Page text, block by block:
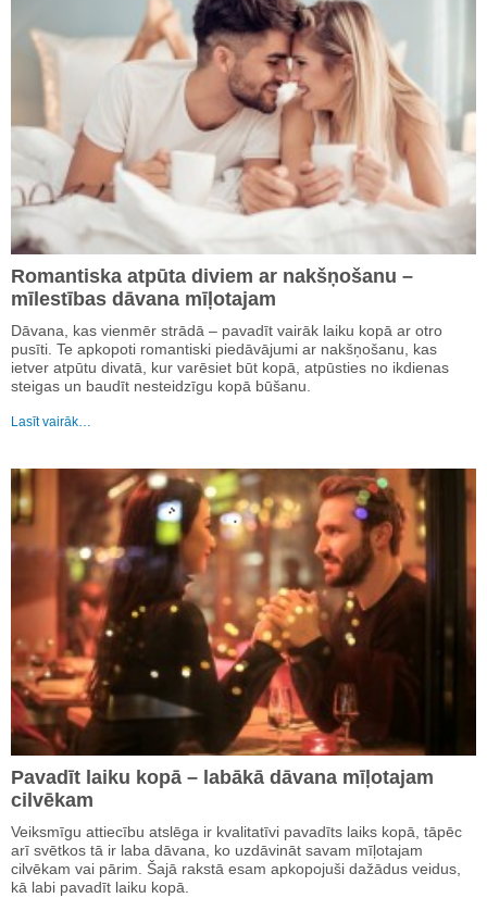
Romantiska atpūta diviem ar nakšņošanu –
mīlestības dāvana mīļotajam
Dāvana, kas vienmēr strādā – pavadīt vairāk laiku kopā ar otro
pusīti. Te apkopoti romantiski piedāvājumi ar nakšņošanu, kas
ietver atpūtu divatā, kur varēsiet būt kopā, atpūsties no ikdienas
steigas un baudīt nesteidzīgu kopā būšanu.
Lasīt vairāk…
Pavadīt laiku kopā – labākā dāvana mīļotajam
cilvēkam
Veiksmīgu attiecību atslēga ir kvalitatīvi pavadīts laiks kopā, tāpēc
arī svētkos tā ir laba dāvana, ko uzdāvināt savam mīļotajam
cilvēkam vai pārim. Šajā rakstā esam apkopojuši dažādus veidus,
kā labi pavadīt laiku kopā.